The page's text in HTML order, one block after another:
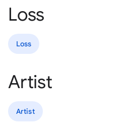
Loss
Loss
Artist
Artist